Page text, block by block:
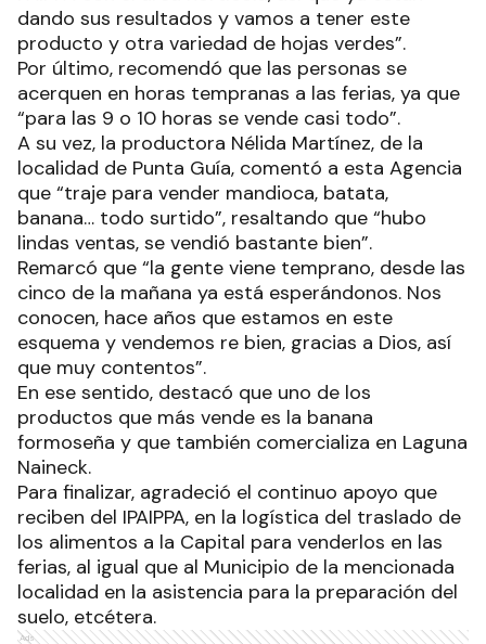
dando sus resultados y vamos a tener este
producto y otra variedad de hojas verdes”.
Por último, recomendó que las personas se
acerquen en horas tempranas a las ferias, ya que
“para las 9 o 10 horas se vende casi todo”.
A su vez, la productora Nélida Martínez, de la
localidad de Punta Guía, comentó a esta Agencia
que “traje para vender mandioca, batata,
banana… todo surtido”, resaltando que “hubo
lindas ventas, se vendió bastante bien”.
Remarcó que “la gente viene temprano, desde las
cinco de la mañana ya está esperándonos. Nos
conocen, hace años que estamos en este
esquema y vendemos re bien, gracias a Dios, así
que muy contentos”.
En ese sentido, destacó que uno de los
productos que más vende es la banana
formoseña y que también comercializa en Laguna
Naineck.
Para finalizar, agradeció el continuo apoyo que
reciben del IPAIPPA, en la logística del traslado de
los alimentos a la Capital para venderlos en las
ferias, al igual que al Municipio de la mencionada
localidad en la asistencia para la preparación del
suelo, etcétera.
Ads